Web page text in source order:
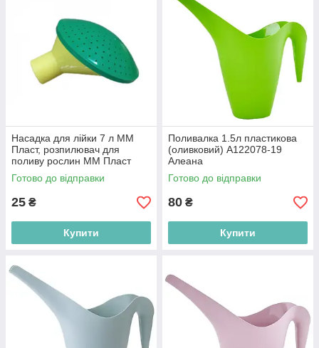
Насадка для лійки 7 л ММ
Пласт, розпилювач для
поливу рослин ММ Пласт
ММ2114
Готово до відправки
25 ₴
Купити
Поливалка 1.5л пластикова
(оливковий) A122078-19
Алеана
Готово до відправки
80 ₴
Купити